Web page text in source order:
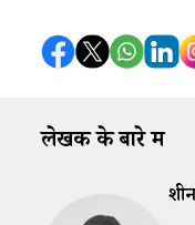
लेखक के बारे में